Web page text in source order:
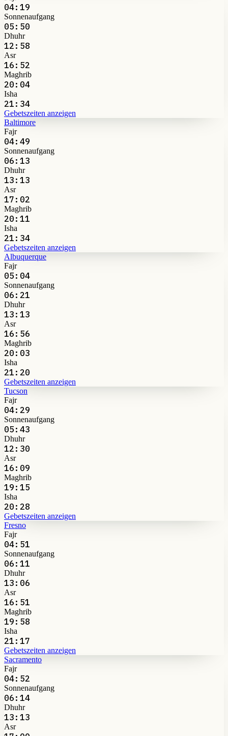
04:19
Sonnenaufgang
05:50
Dhuhr
12:58
Asr
16:52
Maghrib
20:04
Isha
21:34
Gebetszeiten anzeigen
Baltimore
Fajr
04:49
Sonnenaufgang
06:13
Dhuhr
13:13
Asr
17:02
Maghrib
20:11
Isha
21:34
Gebetszeiten anzeigen
Albuquerque
Fajr
05:04
Sonnenaufgang
06:21
Dhuhr
13:13
Asr
16:56
Maghrib
20:03
Isha
21:20
Gebetszeiten anzeigen
Tucson
Fajr
04:29
Sonnenaufgang
05:43
Dhuhr
12:30
Asr
16:09
Maghrib
19:15
Isha
20:28
Gebetszeiten anzeigen
Fresno
Fajr
04:51
Sonnenaufgang
06:11
Dhuhr
13:06
Asr
16:51
Maghrib
19:58
Isha
21:17
Gebetszeiten anzeigen
Sacramento
Fajr
04:52
Sonnenaufgang
06:14
Dhuhr
13:13
Asr